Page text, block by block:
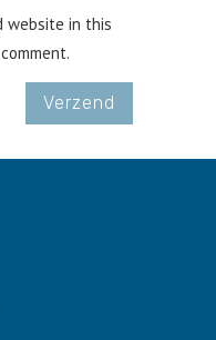
website in this